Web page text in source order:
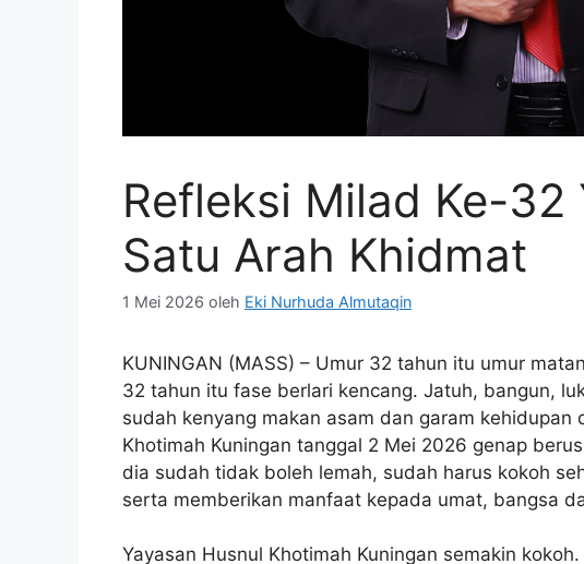
Refleksi Milad Ke-32
Satu Arah Khidmat
1 Mei 2026 oleh Eki Nurhuda Almutaqin
KUNINGAN (MASS) – Umur 32 tahun itu umur
32 tahun itu fase berlari kencang. Jatuh, bangun,
sudah kenyang makan asam dan garam kehidupan
Khotimah Kuningan tanggal 2 Mei 2026 genap
dia sudah tidak boleh lemah, sudah harus kokoh
serta memberikan manfaat kepada umat, bangsa
Yayasan Husnul Khotimah Kuningan semakin